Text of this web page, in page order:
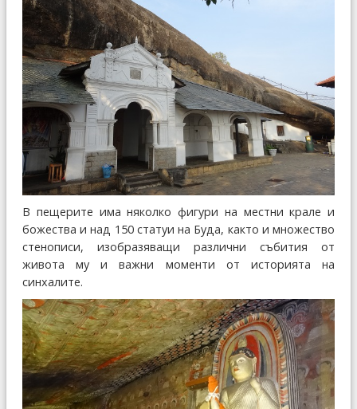
В пещерите има няколко фигури на местни крале и
божества и над 150 статуи на Буда, както и множество
стенописи, изобразяващи различни събития от
живота му и важни моменти от историята на
синхалите.